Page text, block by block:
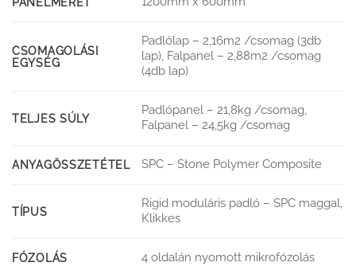
CSOMAGOLÁSI
EGYSÉG
Padlólap – 2,16m2 /csomag (3db
lap), Falpanel – 2,88m2 /csomag
(4db lap)
TELJES SÚLY
Padlópanel – 21,8kg /csomag,
Falpanel – 24,5kg /csomag
ANYAGÖSSZETÉTEL SPC – Stone Polymer Composite
TÍPUS
Rigid moduláris padló – SPC maggal,
Klikkes
FÓZOLÁS 4 oldalán nyomott mikrofózolás